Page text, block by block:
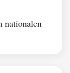
nationalen